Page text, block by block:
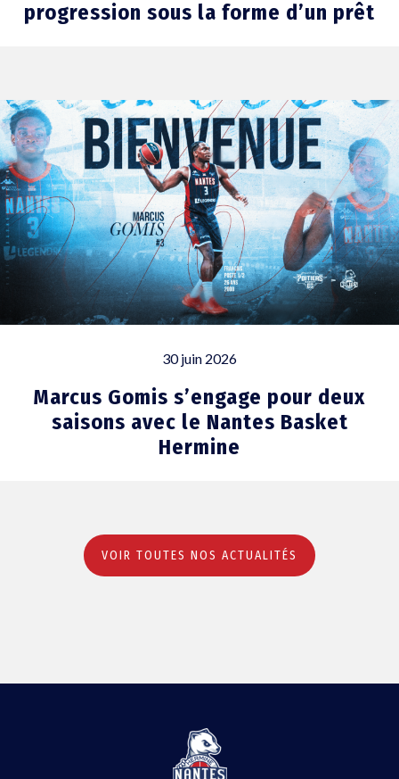
progression sous la forme d’un prêt
30 juin 2026
Marcus Gomis s’engage pour deux
saisons avec le Nantes Basket
Hermine
VOIR TOUTES NOS ACTUALITÉS